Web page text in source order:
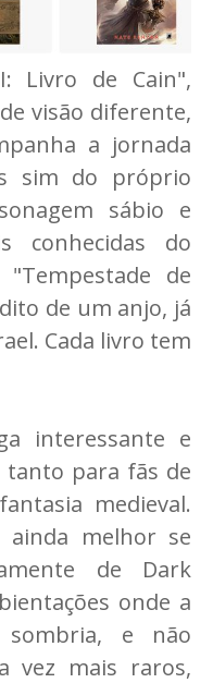
Livro de Cain",
visão diferente,
a jornada
sim do próprio
sábio e
conhecidas do
de
de um anjo, já
Cada livro tem
interessante e
tanto para fãs de
medieval.
ainda melhor se
de Dark
onde a
sombria, e não
vez mais raros,